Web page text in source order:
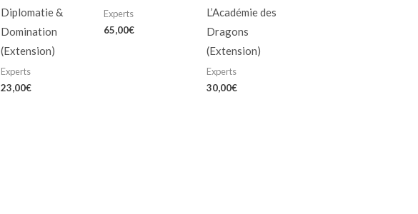
Diplomatie &
Domination
(Extension)
Experts
23,00€
Experts
65,00€
L’Académie des
Dragons
(Extension)
Experts
30,00€